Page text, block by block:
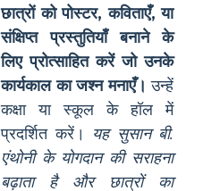
छात्रों को पोस्टर, कविताएँ, या
संक्षिप्त प्रस्तुतियाँ बनाने के
लिए प्रोत्साहित करें जो उनके
कार्यकाल का जश्न मनाएँ। उन्हें
कक्षा या स्कूल के हॉल में
प्रदर्शित करें। यह सुसान बी.
एंथोनी के योगदान की सराहना
बढ़ाता है और छात्रों का